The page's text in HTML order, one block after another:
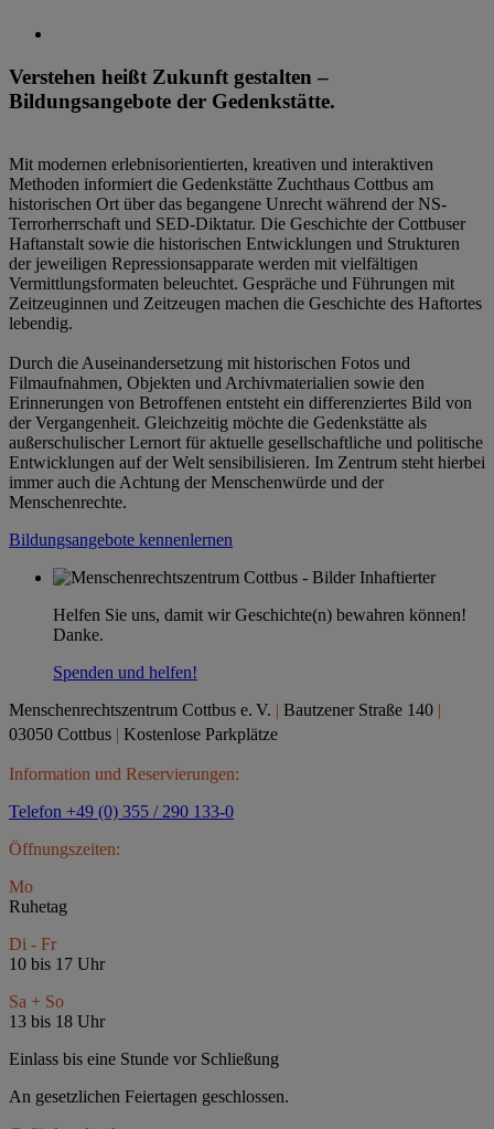
Verstehen heißt Zukunft gestalten –
Bildungsangebote der Gedenkstätte.
Mit modernen erlebnisorientierten, kreativen und interaktiven
Methoden informiert die Gedenkstätte Zuchthaus Cottbus am
historischen Ort über das begangene Unrecht während der NS-
Terrorherrschaft und SED-Diktatur. Die Geschichte der Cottbuser
Haftanstalt sowie die historischen Entwicklungen und Strukturen
der jeweiligen Repressionsapparate werden mit vielfältigen
Vermittlungsformaten beleuchtet. Gespräche und Führungen mit
Zeitzeuginnen und Zeitzeugen machen die Geschichte des Haftortes
lebendig.
Durch die Auseinandersetzung mit historischen Fotos und
Filmaufnahmen, Objekten und Archivmaterialien sowie den
Erinnerungen von Betroffenen entsteht ein differenziertes Bild von
der Vergangenheit. Gleichzeitig möchte die Gedenkstätte als
außerschulischer Lernort für aktuelle gesellschaftliche und politische
Entwicklungen auf der Welt sensibilisieren. Im Zentrum steht hierbei
immer auch die Achtung der Menschenwürde und der
Menschenrechte.
Bildungsangebote kennenlernen
Helfen Sie uns, damit wir Geschichte(n) bewahren können!
Danke.
Spenden und helfen!
Menschenrechtszentrum Cottbus e. V. | Bautzener Straße 140 |
03050 Cottbus | Kostenlose Parkplätze
Information und Reservierungen:
Telefon +49 (0) 355 / 290 133-0
Öffnungszeiten:
Mo
Ruhetag
Di - Fr
10 bis 17 Uhr
Sa + So
13 bis 18 Uhr
Einlass bis eine Stunde vor Schließung
An gesetzlichen Feiertagen geschlossen.